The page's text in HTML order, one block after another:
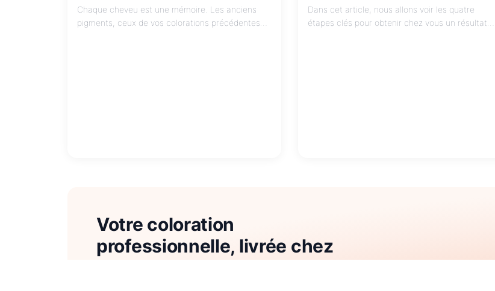
Chaque cheveu est une mémoire. Les anciens
pigments, ceux de vos colorations précédentes
Dans cet article, nous allons voir les quatre
étapes clés pour obtenir chez vous un résultat
Votre coloration
professionnelle, livrée chez